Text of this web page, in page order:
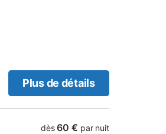
Plus de détails
dès 60 € par nuit